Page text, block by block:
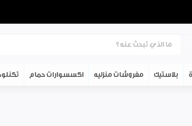
بلاستيك مفروشات منزليه اكسسوارات حمام